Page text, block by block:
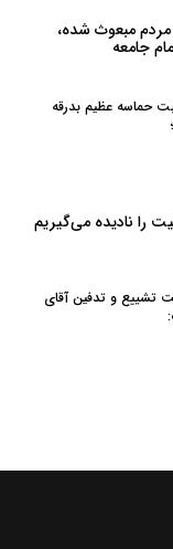
مبعوث شده،
جامعه
حماسه عظیم بدرقه
را نادیده می‌گیریم
تشییع و تدفین آقای